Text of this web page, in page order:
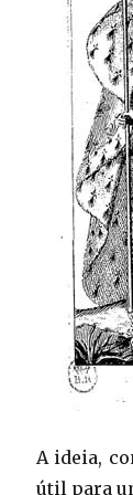
A ideia,
útil para